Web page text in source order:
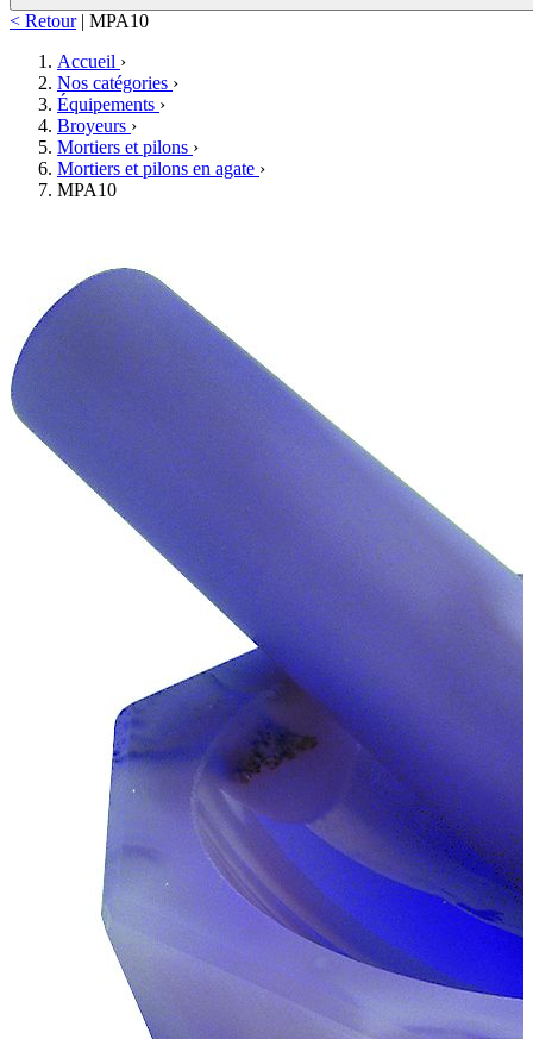
< Retour | MPA10
Accueil ›
Nos catégories ›
Équipements ›
Broyeurs ›
Mortiers et pilons ›
Mortiers et pilons en agate ›
MPA10